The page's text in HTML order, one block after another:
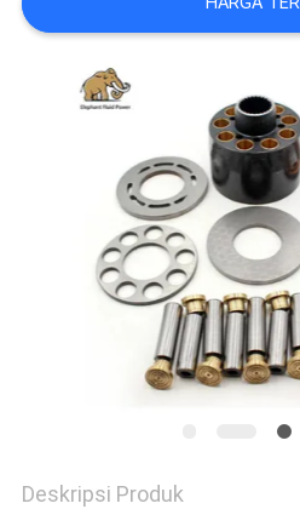
PRIVACY
POLICY
Deskripsi Produk